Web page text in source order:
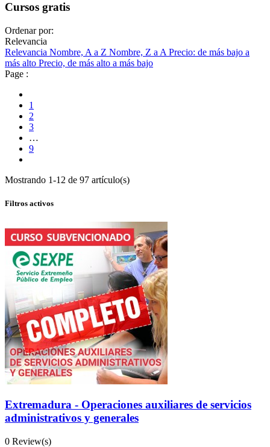
Cursos gratis
Ordenar por:
Relevancia
Relevancia Nombre, A a Z Nombre, Z a A Precio: de más bajo a
más alto Precio, de más alto a más bajo
Page :
1
2
3
…
9
Mostrando 1-12 de 97 artículo(s)
Filtros activos
Extremadura - Operaciones auxiliares de servicios
administrativos y generales
0 Review(s)